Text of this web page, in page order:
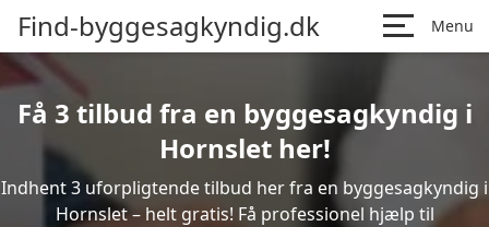
Find-byggesagkyndig.dk Menu
Få 3 tilbud fra en byggesagkyndig i
Hornslet her!
Indhent 3 uforpligtende tilbud her fra en byggesagkyndig i
Hornslet – helt gratis! Få professionel hjælp til